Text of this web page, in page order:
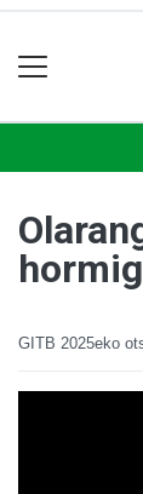
GITB 2025eko